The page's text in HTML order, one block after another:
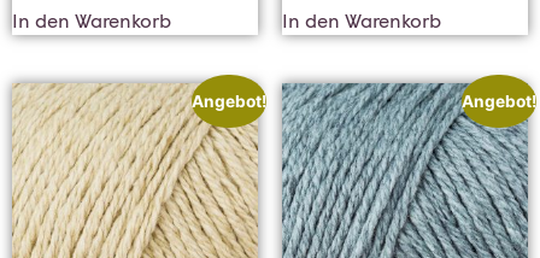
In den Warenkorb In den Warenkorb
Angebot! Angebot!